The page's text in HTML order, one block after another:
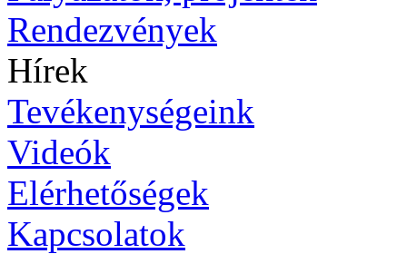
Rendezvények
Hírek
Tevékenységeink
Videók
Elérhetőségek
Kapcsolatok